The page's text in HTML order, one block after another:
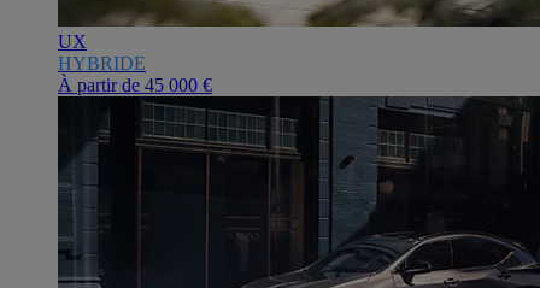
UX
HYBRIDE
À partir de 45 000 €